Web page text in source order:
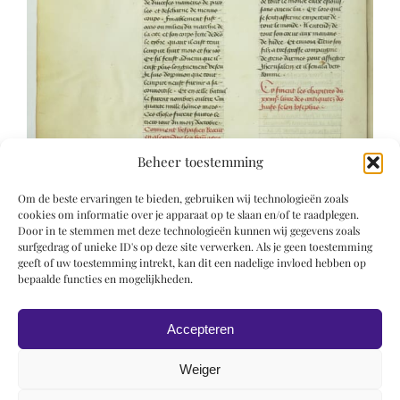
Beheer toestemming
Om de beste ervaringen te bieden, gebruiken wij technologieën zoals
cookies om informatie over je apparaat op te slaan en/of te raadplegen.
Door in te stemmen met deze technologieën kunnen wij gegevens zoals
surfgedrag of unieke ID's op deze site verwerken. Als je geen toestemming
geeft of uw toestemming intrekt, kan dit een nadelige invloed hebben op
bepaalde functies en mogelijkheden.
Accepteren
Weiger